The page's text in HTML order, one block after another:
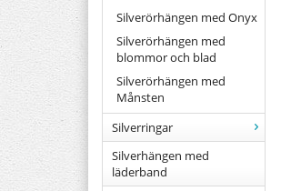
Silverörhängen med Onyx
Silverörhängen med
blommor och blad
Silverörhängen med
Månsten
Silverringar
Silverhängen med
läderband